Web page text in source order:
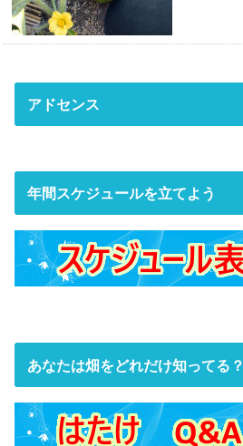
アドセンス
年間スケジュールを立てよう
あなたは畑をどれだけ知ってる？